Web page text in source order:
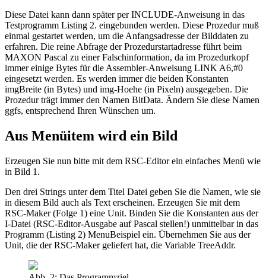
Diese Datei kann dann später per INCLUDE-Anweisung in das
Testprogramm Listing 2. eingebunden werden. Diese Prozedur muß
einmal gestartet werden, um die Anfangsadresse der Bilddaten zu
erfahren. Die reine Abfrage der Prozedurstartadresse führt beim
MAXON Pascal zu einer Falschinformation, da im Prozedurkopf
immer einige Bytes für die Assembler-Anweisung LINK A6,#0
eingesetzt werden. Es werden immer die beiden Konstanten
imgBreite (in Bytes) und img-Hoehe (in Pixeln) ausgegeben. Die
Prozedur trägt immer den Namen BitData. Ändern Sie diese Namen
ggfs, entsprechend Ihren Wünschen um.
Aus Menüitem wird ein Bild
Erzeugen Sie nun bitte mit dem RSC-Editor ein einfaches Menü wie
in Bild 1.
Den drei Strings unter dem Titel Datei geben Sie die Namen, wie sie
in diesem Bild auch als Text erscheinen. Erzeugen Sie mit dem
RSC-Maker (Folge 1) eine Unit. Binden Sie die Konstanten aus der
I-Datei (RSC-Editor-Ausgabe auf Pascal stellen!) unmittelbar in das
Programm (Listing 2) MenuBeispiel ein. Übernehmen Sie aus der
Unit, die der RSC-Maker geliefert hat, die Variable TreeAddr.